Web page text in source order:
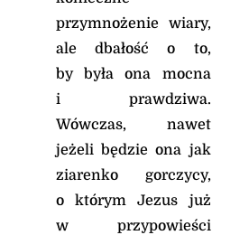
przymnożenie wiary,
ale dbałość o to,
by była ona mocna
i prawdziwa.
Wówczas, nawet
jeżeli będzie ona jak
ziarenko gorczycy,
o którym Jezus już
w przypowieści